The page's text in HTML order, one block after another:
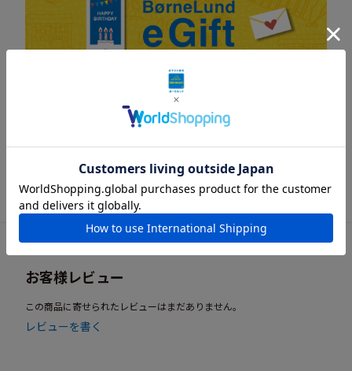
お客様レビュー
この商品に寄せられたレビューはまだありません。
レビューを書く